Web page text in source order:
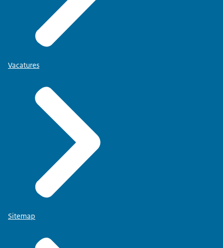
Vacatures
Sitemap